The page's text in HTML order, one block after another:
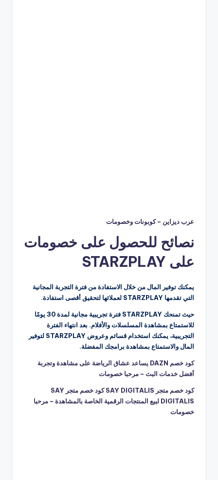
عرب ديزاين – كوبونات وخصومات
نصائح للحصول على خصومات
على STARZPLAY
يمكنك توفير المال من خلال الاستفادة من فترة التجربة المجانية
التي تقدمها STARZPLAY لعملائها لتحقيق أقصى استفادة.
حيث تمنحك STARZPLAY فترة تجريبية مجانية لمدة 30 يومًا
للاستمتاع بمشاهدة المسلسلات والأفلام. بعد انتهاء الفترة
التجريبية، يمكنك استخدام قسائم وعروض STARZPLAY لتوفير
المال والاستمتاع بمشاهدة برامجك المفضلة.
كود خصم DAZN يساعد عشاق الرياضة على مشاهدة وتجربة
أفضل خدمات البث – مرحبا خصومات
كود خصم متجر SAY DIGITALIS كود خصم متجر SAY
DIGITALIS لبيع المنتجات الرقمية الخاصة بالمشاهدة – مرحبا
خصومات